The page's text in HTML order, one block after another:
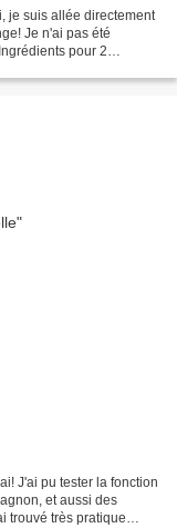
je suis allée directement
Je n'ai pas été
pour 2
J'ai pu tester la fonction
et aussi des
trouvé très pratique